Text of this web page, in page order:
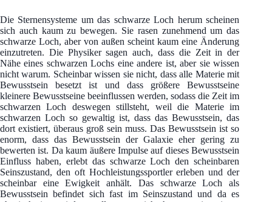
Die Sternensysteme um das schwarze Loch herum scheinen
sich auch kaum zu bewegen. Sie rasen zunehmend um das
schwarze Loch, aber von außen scheint kaum eine Änderung
einzutreten. Die Physiker sagen auch, dass die Zeit in der
Nähe eines schwarzen Lochs eine andere ist, aber sie wissen
nicht warum. Scheinbar wissen sie nicht, dass alle Materie mit
Bewusstsein besetzt ist und dass größere Bewusstseine
kleinere Bewusstseine beeinflussen werden, sodass die Zeit im
schwarzen Loch deswegen stillsteht, weil die Materie im
schwarzen Loch so gewaltig ist, dass das Bewusstsein, das
dort existiert, überaus groß sein muss. Das Bewusstsein ist so
enorm, dass das Bewusstsein der Galaxie eher gering zu
bewerten ist. Da kaum äußere Impulse auf dieses Bewusstsein
Einfluss haben, erlebt das schwarze Loch den scheinbaren
Seinszustand, den oft Hochleistungssportler erleben und der
scheinbar eine Ewigkeit anhält. Das schwarze Loch als
Bewusstsein befindet sich fast im Seinszustand und da es